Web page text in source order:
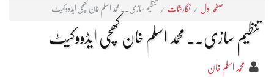
صفحہ اول / نگارشات / تنظیم سازی۔۔ محمد اسلم خان کھچی ایڈووکیٹ
تنظیم سازی۔۔ محمد اسلم خان کھچی ایڈووکیٹ
محمد اسلم خان